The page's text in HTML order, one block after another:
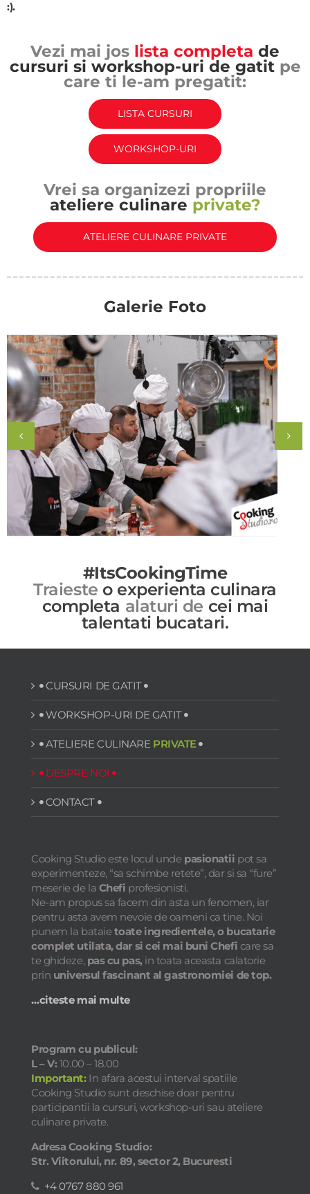
:).
Vezi mai jos lista completa de
cursuri si workshop-uri de gatit pe
care ti le-am pregatit:
LISTA CURSURI
WORKSHOP-URI
Vrei sa organizezi propriile
ateliere culinare private?
ATELIERE CULINARE PRIVATE
Galerie Foto
#ItsCookingTime
Traieste o experienta culinara
completa alaturi de cei mai
talentati bucatari.
CURSURI DE GATIT
WORKSHOP-URI DE GATIT
ATELIERE CULINARE PRIVATE
DESPRE NOI
CONTACT
Cooking Studio este locul unde pasionatii pot sa
experimenteze, “sa schimbe retete”, dar si sa “fure”
meserie de la Chefi profesionisti.
Ne-am propus sa facem din asta un fenomen, iar
pentru asta avem nevoie de oameni ca tine. Noi
punem la bataietoate ingredientele, o bucatarie
complet utilata, dar si cei mai buni Chefi care sa
te ghideze, pas cu pas,in toata aceasta calatorie
prin universul fascinant al gastronomiei de top.
…citeste mai multe
Program cu publicul:
L – V:10.00 – 18.00
Important: In afara acestui interval spatiile
Cooking Studio sunt deschise doar pentru
participantii la cursuri, workshop-uri sau ateliere
culinare private.
Adresa Cooking Studio:
Str. Viitorului, nr. 89, sector 2, Bucuresti
+4 0767 880 961